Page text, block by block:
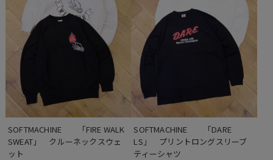
SOFTMACHINE　　「FIRE WALK
SWEAT」　クルーネックスウェ
ット
SOFTMACHINE　　「DARE
LS」　プリントロングスリーブ
ティーシャツ